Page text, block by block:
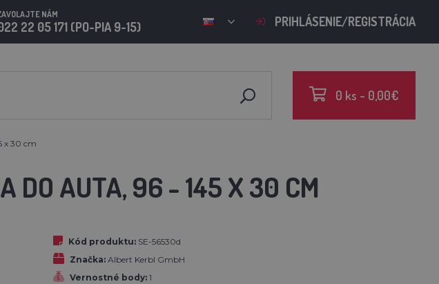
NÁM
22 05 171 (PO-PIA 9-15) PRIHLÁSENIE/REGISTRÁCIA
0 ks - 0,00€
x 30 cm
DO AUTA, 96 - 145 X 30 CM
Kód produktu: SE-56530d
Značka: Albert Kerbl GmbH
Vernostné body: 1